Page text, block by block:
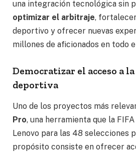
una integración tecnológica sin
optimizar el arbitraje,
deportivo y ofrecer nuevas
millones de aficionados en todo
Democratizar el acceso a
deportiva
Uno de los proyectos más
Pro, una herramienta que la
Lenovo para las 48 selecciones
propósito consiste en ofrecer